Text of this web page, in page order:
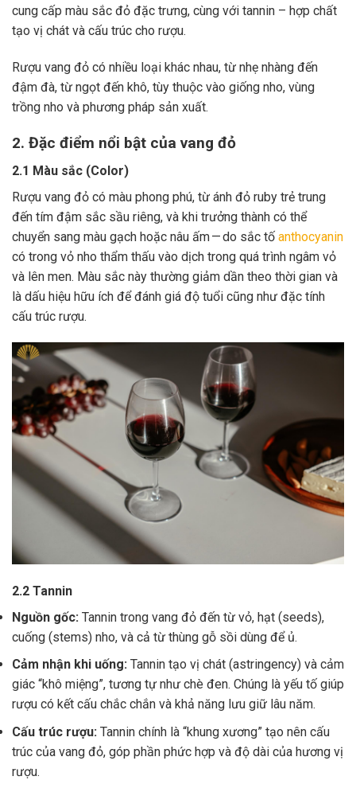
cung cấp màu sắc đỏ đặc trưng, cùng với tannin – hợp chất
tạo vị chát và cấu trúc cho rượu.
Rượu vang đỏ có nhiều loại khác nhau, từ nhẹ nhàng đến
đậm đà, từ ngọt đến khô, tùy thuộc vào giống nho, vùng
trồng nho và phương pháp sản xuất.
2. Đặc điểm nổi bật của vang đỏ
2.1 Màu sắc (Color)
Rượu vang đỏ có màu phong phú, từ ánh đỏ ruby trẻ trung
đến tím đậm sắc sầu riêng, và khi trưởng thành có thể
chuyển sang màu gạch hoặc nâu ấm — do sắc tố anthocyanin
có trong vỏ nho thẩm thấu vào dịch trong quá trình ngâm vỏ
và lên men. Màu sắc này thường giảm dần theo thời gian và
là dấu hiệu hữu ích để đánh giá độ tuổi cũng như đặc tính
cấu trúc rượu.
2.2 Tannin
Nguồn gốc: Tannin trong vang đỏ đến từ vỏ, hạt (seeds),
cuống (stems) nho, và cả từ thùng gỗ sồi dùng để ủ.
Cảm nhận khi uống: Tannin tạo vị chát (astringency) và cảm
giác “khô miệng”, tương tự như chè đen. Chúng là yếu tố giúp
rượu có kết cấu chắc chắn và khả năng lưu giữ lâu năm.
Cấu trúc rượu: Tannin chính là “khung xương” tạo nên cấu
trúc của vang đỏ, góp phần phức hợp và độ dài của hương vị
rượu.